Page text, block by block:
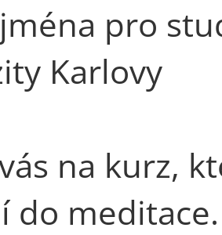
pro
Karlovy
na kurz,
do